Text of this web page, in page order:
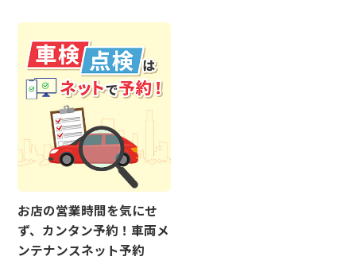
お店の営業時間を気にせ
ず、カンタン予約！車両メ
ンテナンスネット予約